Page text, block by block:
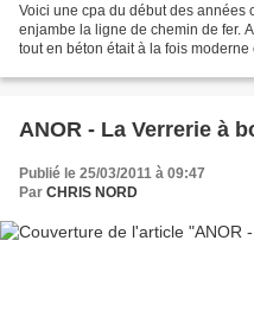
Voici une cpa du début des années
enjambe la ligne de chemin de fer.
tout en béton était à la fois
ANOR - La Verrerie à
Publié le 25/03/2011 à 09:47
Par CHRIS NORD